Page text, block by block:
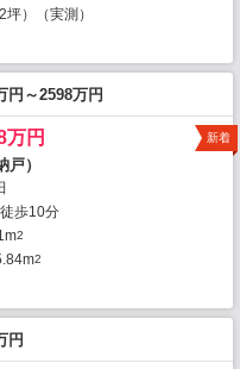
坪）（実測）
円～2598万円
万円
）
歩10分
2
2
新着
円